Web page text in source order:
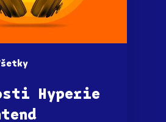
Hyperie